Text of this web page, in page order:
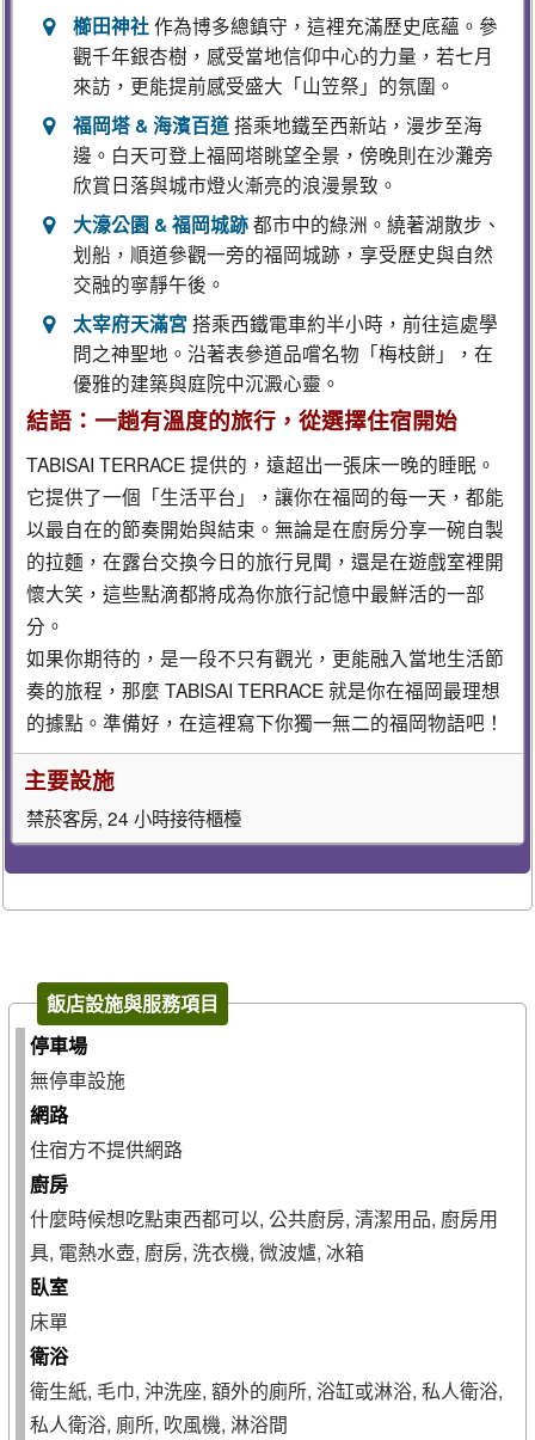
櫛田神社作為博多總鎮守，這裡充滿歷史底蘊。參
觀千年銀杏樹，感受當地信仰中心的力量，若七月
來訪，更能提前感受盛大「山笠祭」的氛圍。
福岡塔 & 海濱百道搭乘地鐵至西新站，漫步至海
邊。白天可登上福岡塔眺望全景，傍晚則在沙灘旁
欣賞日落與城市燈火漸亮的浪漫景致。
大濠公園 & 福岡城跡都市中的綠洲。繞著湖散步、
划船，順道參觀一旁的福岡城跡，享受歷史與自然
交融的寧靜午後。
太宰府天滿宮 搭乘西鐵電車約半小時，前往這處學
問之神聖地。沿著表參道品嚐名物「梅枝餅」，在
優雅的建築與庭院中沉澱心靈。
結語：一趟有溫度的旅行，從選擇住宿開始
TABISAI TERRACE 提供的，遠超出一張床一晚的睡眠。
它提供了一個「生活平台」，讓你在福岡的每一天，都能
以最自在的節奏開始與結束。無論是在廚房分享一碗自製
的拉麵，在露台交換今日的旅行見聞，還是在遊戲室裡開
懷大笑，這些點滴都將成為你旅行記憶中最鮮活的一部
分。
如果你期待的，是一段不只有觀光，更能融入當地生活節
奏的旅程，那麼 TABISAI TERRACE 就是你在福岡最理想
的據點。準備好，在這裡寫下你獨一無二的福岡物語吧！
主要設施
禁菸客房, 24 小時接待櫃檯
飯店設施與服務項目
停車場
無停車設施
網路
住宿方不提供網路
廚房
什麼時候想吃點東西都可以, 公共廚房, 清潔用品, 廚房用
具, 電熱水壺, 廚房, 洗衣機, 微波爐, 冰箱
臥室
床單
衛浴
衛生紙, 毛巾, 沖洗座, 額外的廁所, 浴缸或淋浴, 私人衛浴,
私人衛浴, 廁所, 吹風機, 淋浴間